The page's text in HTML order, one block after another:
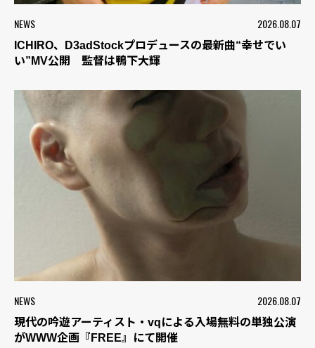
NEWS 2026.08.07
ICHIRO、D3adStockプロデュースの最新曲“幸せでい
い”MV公開 監督は鴨下大輝
NEWS 2026.08.07
現代の吟遊アーティスト・vqによる入場無料の単独公演
がWWW企画『FREE』にて開催